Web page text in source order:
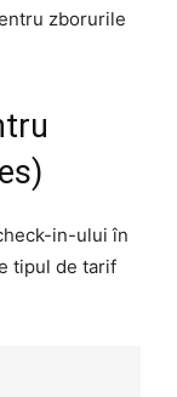
zborurile
in-ului în
tipul de tarif